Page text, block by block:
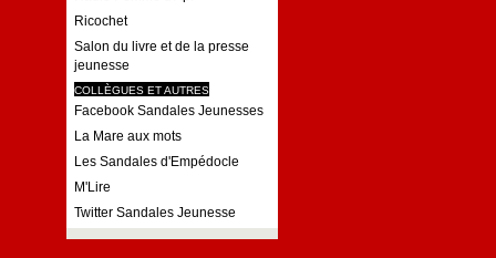
Ricochet
Salon du livre et de la presse
jeunesse
COLLÈGUES ET AUTRES
Facebook Sandales Jeunesses
La Mare aux mots
Les Sandales d'Empédocle
M'Lire
Twitter Sandales Jeunesse